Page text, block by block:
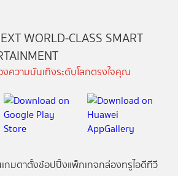
WORLD-CLASS SMART
ความบันเทิงระดับโลกตรงใจคุณ
เกมตาตั้งช้อปปิ้งแพ็กเกจกล่องทรูไอดีทีวี